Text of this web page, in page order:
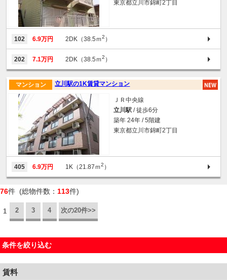
東京都立川市錦町2丁目
102 6.9万円 2DK（38.5ｍ2 ）
202 7.1万円 2DK（38.5ｍ2 ）
立川駅の1K賃貸マンション
マンション
ＪＲ中央線
立川駅 / 徒歩6分
築年 24年 / 5階建
東京都立川市錦町2丁目
405 6.9万円 1K（21.87ｍ2 ）
76件 (総物件数： 113件)
1 2 3 4 次の20件>>
条件を絞り込む
賃料